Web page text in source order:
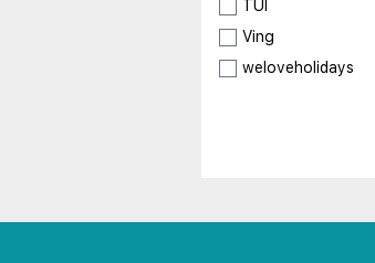
TUI
Ving
weloveholidays